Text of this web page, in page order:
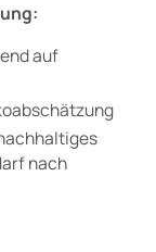
auf
nach